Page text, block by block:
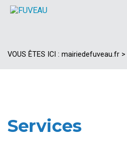
VOUS ÊTES ICI : mairiedefuveau.fr >
Services